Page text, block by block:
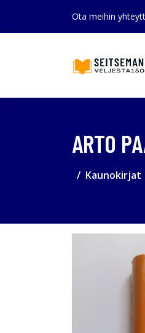
Ota meihin
ARTO
Kaunokirjat